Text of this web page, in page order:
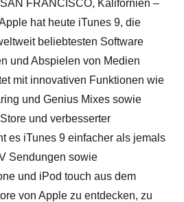
FRANCISCO, Kalifornien –
hat heute iTunes 9, die
beliebtesten Software
und Abspielen von Medien
mit innovativen Funktionen wie
und Genius Mixes sowie
und verbesserter
es iTunes 9 einfacher als jemals
Sendungen sowie
und iPod touch aus dem
von Apple zu entdecken, zu